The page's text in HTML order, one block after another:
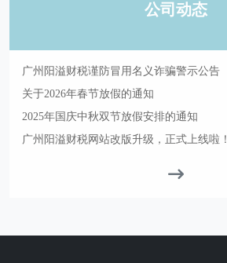
公司动态
广州阳溢财税谨防冒用名义诈骗警示公告
关于2026年春节放假的通知
2025年国庆中秋双节放假安排的通知
广州阳溢财税网站改版升级，正式上线啦！